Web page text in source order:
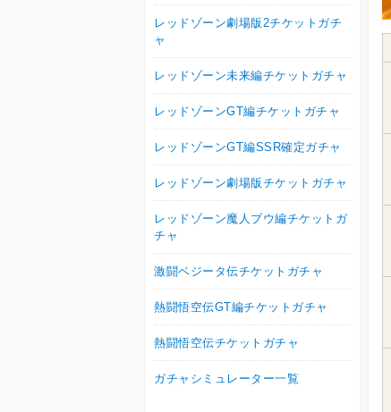
レッドゾーン劇場版2チケットガチ
ャ
レッドゾーン未来編チケットガチャ
レッドゾーンGT編チケットガチャ
レッドゾーンGT編SSR確定ガチャ
レッドゾーン劇場版チケットガチャ
レッドゾーン魔人ブウ編チケットガ
チャ
激闘ベジータ伝チケットガチャ
熱闘悟空伝GT編チケットガチャ
熱闘悟空伝チケットガチャ
ガチャシミュレーター一覧